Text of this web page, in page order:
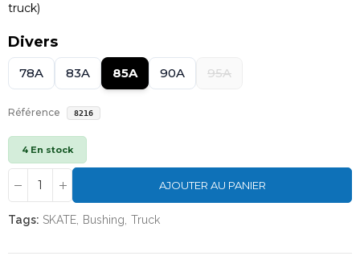
truck)
Divers
78A 83A 85A 90A 95A
Référence 8216
4 En stock
AJOUTER AU PANIER
Tags: SKATE Bushing Truck